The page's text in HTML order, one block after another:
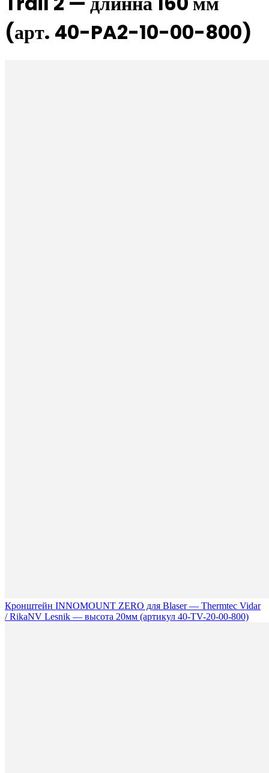
(арт. 40-PA2-10-00-800)
Кронштейн INNOMOUNT ZERO для Blaser — Thermtec Vidar
/ RikaNV Lesnik — высота 20мм (артикул 40-TV-20-00-800)